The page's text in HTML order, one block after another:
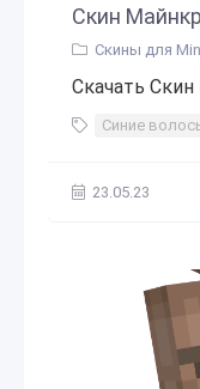
Скин
Скины для
Скачать Скин
Синие
23.05.23